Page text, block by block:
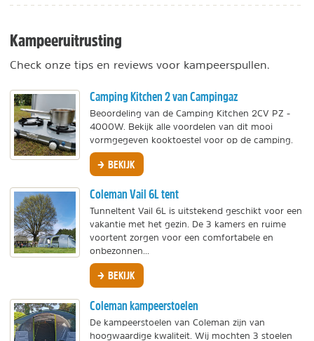
Kampeeruitrusting
Check onze tips en reviews voor kampeerspullen.
Camping Kitchen 2 van Campingaz
Beoordeling van de Camping Kitchen 2CV PZ -
4000W. Bekijk alle voordelen van dit mooi
vormgegeven kooktoestel voor op de camping.
BEKIJK
Coleman Vail 6L tent
Tunneltent Vail 6L is uitstekend geschikt voor een
vakantie met het gezin. De 3 kamers en ruime
voortent zorgen voor een comfortabele en
onbezonnen...
BEKIJK
Coleman kampeerstoelen
De kampeerstoelen van Coleman zijn van
hoogwaardige kwaliteit. Wij mochten 3 stoelen